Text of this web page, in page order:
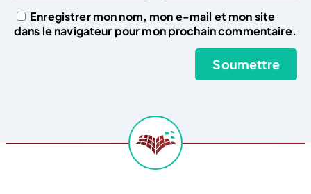
Enregistrer mon nom, mon e-mail et mon site
dans le navigateur pour mon prochain commentaire.